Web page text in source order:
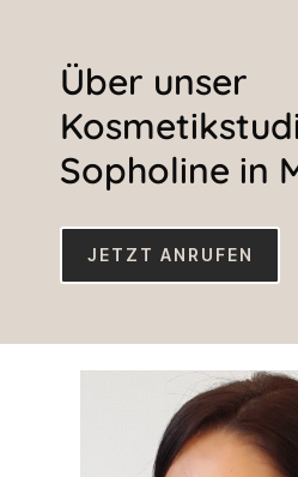
Über unser
Sopholine in
JETZT ANRUFEN